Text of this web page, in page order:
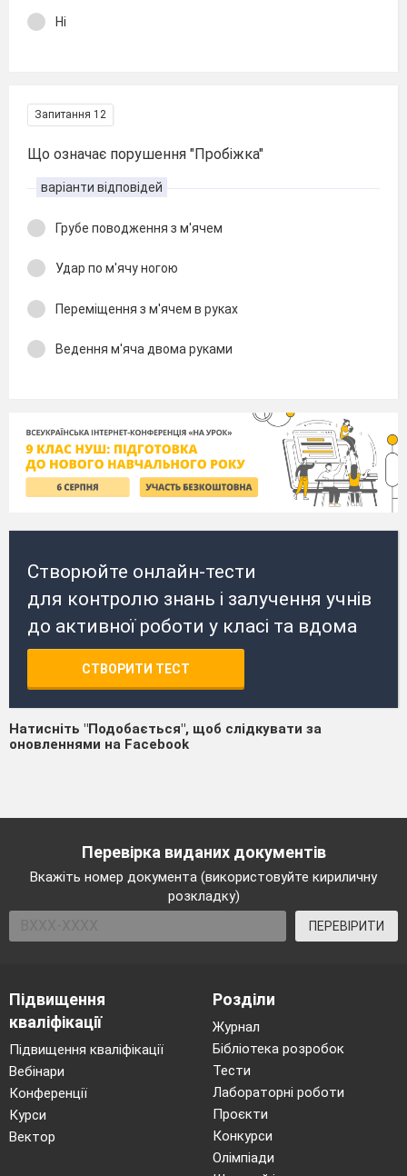
Ні
Запитання 12
Що означає порушення "Пробіжка"
варіанти відповідей
Грубе поводження з м'ячем
Удар по м'ячу ногою
Переміщення з м'ячем в руках
Ведення м'яча двома руками
Створюйте онлайн-тести
для контролю знань і залучення учнів
до активної роботи у класі та вдома
СТВОРИТИ ТЕСТ
Натисніть "Подобається", щоб слідкувати за
оновленнями на Facebook
Перевірка виданих документів
Вкажіть номер документа (використовуйте кириличну
розкладку)
ПЕРЕВІРИТИ
Підвищення
кваліфікації
Підвищення кваліфікації
Вебінари
Конференції
Курси
Вектор
Розділи
Журнал
Бібліотека розробок
Тести
Лабораторні роботи
Проєкти
Конкурси
Олімпіади